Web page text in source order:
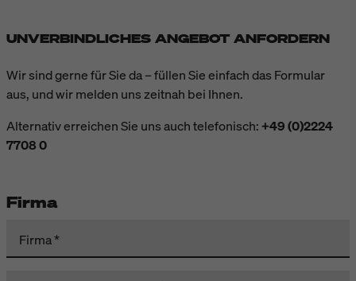
UNVERBINDLICHES ANGEBOT ANFORDERN
Wir sind gerne für Sie da – füllen Sie einfach das Formular
aus, und wir melden uns zeitnah bei Ihnen.
Alternativ erreichen Sie uns auch telefonisch:+49 (0)2224
7708 0
Firma
Firma